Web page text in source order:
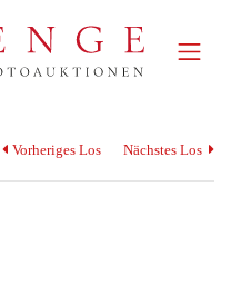
Vorheriges Los Nächstes Los